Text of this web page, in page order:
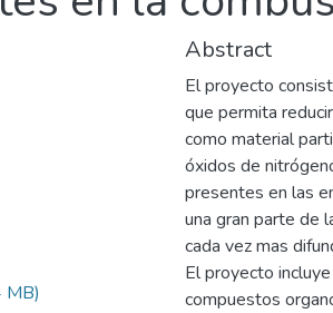
Abstract
El proyecto
que permita
como material
óxidos de
presentes en las
una gran parte de
cada vez mas
El proyecto
compuestos